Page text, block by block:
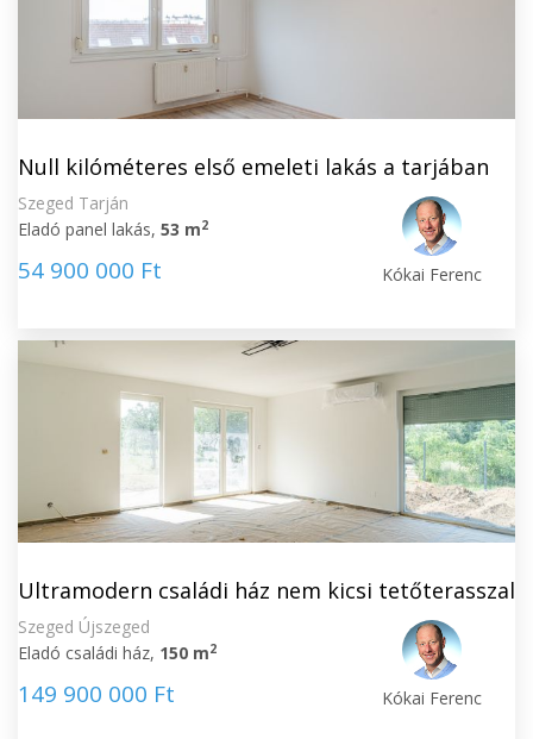
Null kilóméteres első emeleti lakás a tarjában
Szeged Tarján
Eladó panel lakás, 53 m2
54 900 000 Ft Kókai Ferenc
Ultramodern családi ház nem kicsi tetőterasszal
Szeged Újszeged
Eladó családi ház, 150 m2
149 900 000 Ft Kókai Ferenc